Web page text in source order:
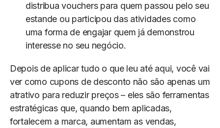
distribua vouchers para quem passou pelo seu
estande ou participou das atividades como
uma forma de engajar quem já demonstrou
interesse no seu negócio.
Depois de aplicar tudo o que leu até aqui, você vai
ver como cupons de desconto não são apenas um
atrativo para reduzir preços – eles são ferramentas
estratégicas que, quando bem aplicadas,
fortalecem a marca, aumentam as vendas,